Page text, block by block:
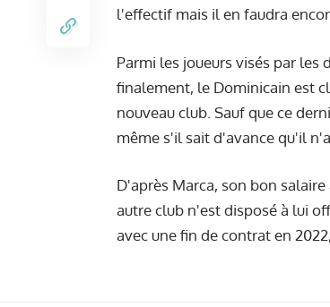
l'effectif mais il en faudra
Parmi les joueurs visés par les
finalement, le Dominicain est
nouveau club. Sauf que ce
même s'il sait d'avance qu'il
D'après Marca, son bon
autre club n'est disposé à lui
avec une fin de contrat en